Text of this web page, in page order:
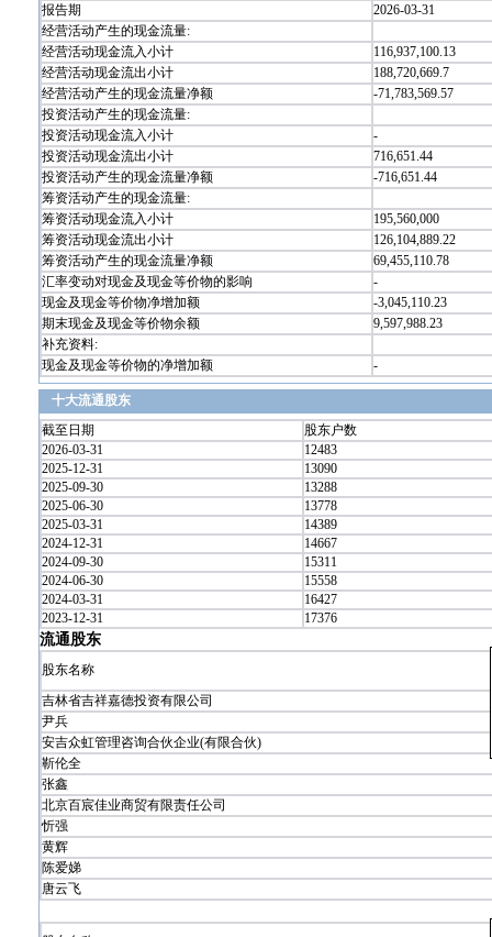
报告期
2026-03-31
经营活动产生的现金流量:
经营活动现金流入小计
116,937,100.13
经营活动现金流出小计
188,720,669.7
经营活动产生的现金流量净额
-71,783,569.57
投资活动产生的现金流量:
投资活动现金流入小计
-
投资活动现金流出小计
716,651.44
投资活动产生的现金流量净额
-716,651.44
筹资活动产生的现金流量:
筹资活动现金流入小计
195,560,000
筹资活动现金流出小计
126,104,889.22
筹资活动产生的现金流量净额
69,455,110.78
汇率变动对现金及现金等价物的影响
-
现金及现金等价物净增加额
-3,045,110.23
期末现金及现金等价物余额
9,597,988.23
补充资料:
现金及现金等价物的净增加额
-
十大流通股东
截至日期
股东户数
2026-03-31
12483
2025-12-31
13090
2025-09-30
13288
2025-06-30
13778
2025-03-31
14389
2024-12-31
14667
2024-09-30
15311
2024-06-30
15558
2024-03-31
16427
2023-12-31
17376
流通股东
股东名称
吉林省吉祥嘉德投资有限公司
尹兵
安吉众虹管理咨询合伙企业(有限合伙)
靳伦全
张鑫
北京百宸佳业商贸有限责任公司
忻强
黄辉
陈爱娣
唐云飞